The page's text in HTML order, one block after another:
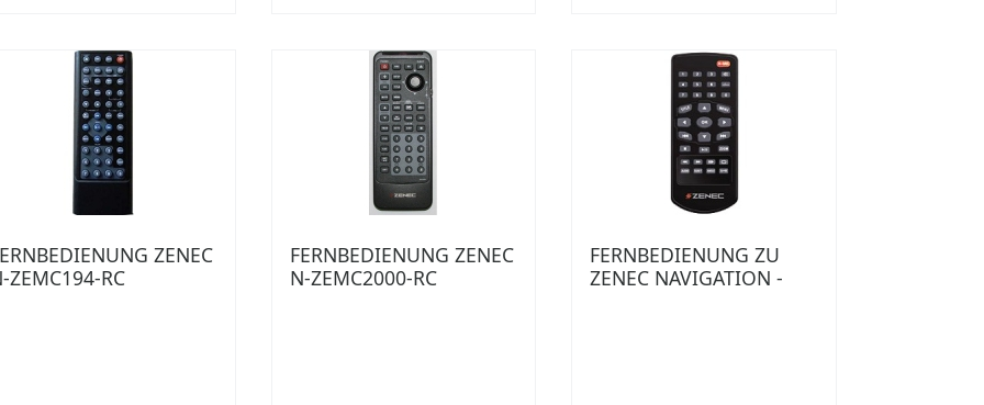
ZENEC
ZEMC194-RC
FERNBEDIENUNG ZENEC
N-ZEMC2000-RC
FERNBEDIENUNG ZU
ZENEC NAVIGATION -